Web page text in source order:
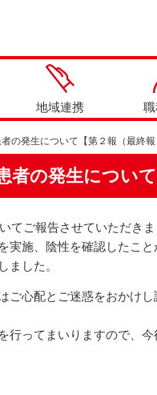
地域連携
の発生について【第２報（最終報
の発生について
てご報告させていただき
実施、陰性を確認したこ
ました。
心配とご迷惑をおかけし
ってまいりますので、